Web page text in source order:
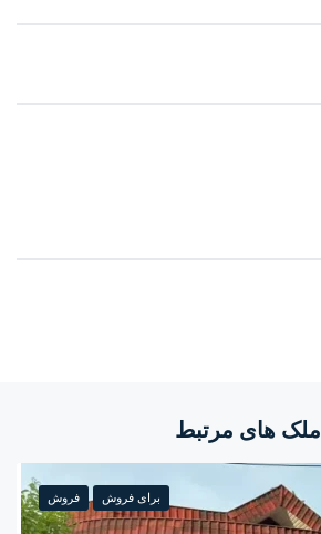
ملک های مرتبط
برای فروش فروش